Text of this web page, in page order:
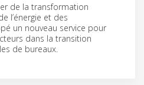
de la transformation
l’énergie et des
un nouveau service pour
dans la transition
de bureaux.